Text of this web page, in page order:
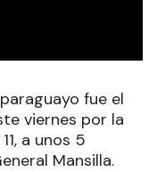
fue el
viernes por la
a unos 5
Mansilla.